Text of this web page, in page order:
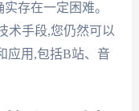
存在一定困难。
术手段,您仍然可以
应用,包括B站、音